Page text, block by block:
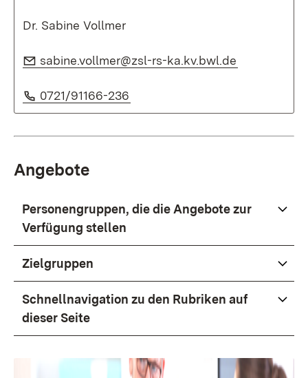
Dr. Sabine Vollmer
E-Mail:
sabine.vollmer@zsl-rs-ka.kv.bwl.de
Telefon:
0721/91166-236
Angebote
Personengruppen, die die Angebote zur
Verfügung stellen
Zielgruppen
Schnellnavigation zu den Rubriken auf
dieser Seite